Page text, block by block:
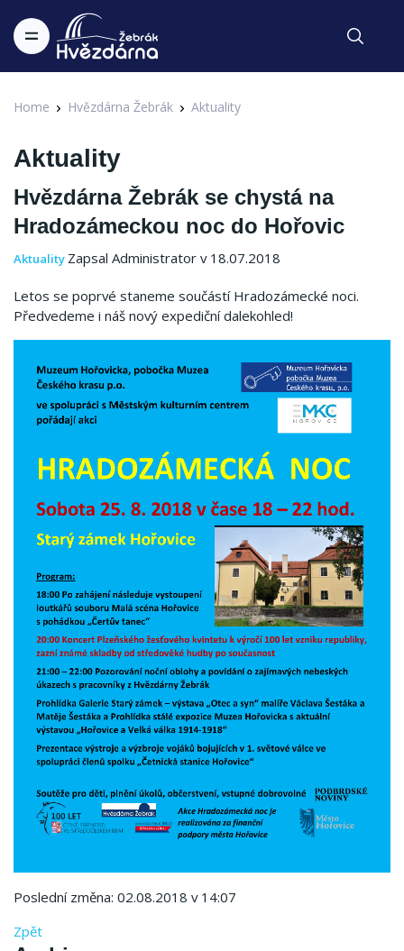
Home Hvězdárna Žebrák Aktuality
Aktuality
Hvězdárna Žebrák se chystá na
Hradozámeckou noc do Hořovic
Aktuality Zapsal Administrator v 18.07.2018
Letos se poprvé staneme součástí Hradozámecké noci.
Předvedeme i náš nový expediční dalekohled!
Poslední změna: 02.08.2018 v 14:07
Zpět